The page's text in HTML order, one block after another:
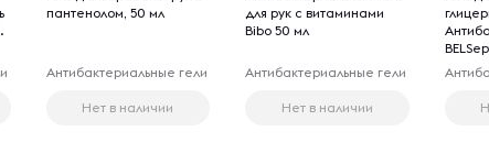
пантенолом, 50 мл
Антибактериальные гели
Нет в наличии
для рук с витаминами
Bibo 50 мл
Антибактериальные гели
Нет в наличии